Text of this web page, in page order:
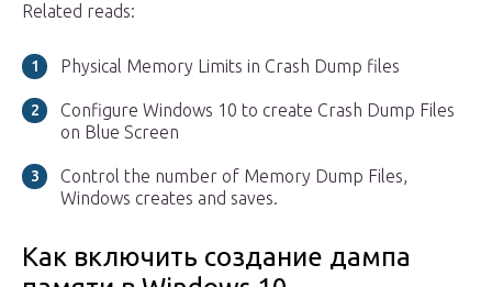
Related reads:
Physical Memory Limits in Crash Dump files
Configure Windows 10 to create Crash Dump Files
on Blue Screen
Control the number of Memory Dump Files,
Windows creates and saves.
Как включить создание дампа